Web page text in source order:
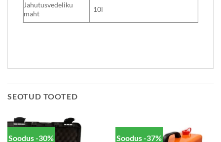
Jahutusvedeliku
maht
10l
SEOTUD TOOTED
Soodus -30% Soodus -37%